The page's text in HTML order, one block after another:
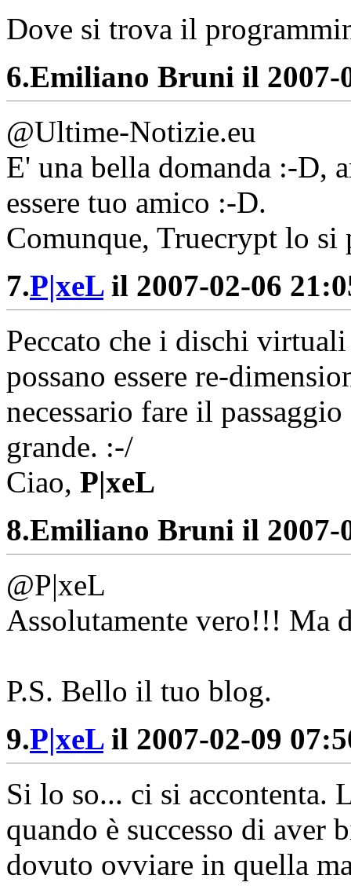
Dove si trova il
6.Emiliano Bruni il 2007-
@Ultime-Notizie.eu
E' una bella domanda :-D,
essere tuo amico :-D.
Comunque, Truecrypt lo si
7.P|xeLil 2007-02-06
Peccato che i dischi
possano essere re-
necessario fare il
grande. :-/
Ciao, P|xeL
8.Emiliano Bruni il 2007-
@P|xeL
Assolutamente vero!!! Ma
P.S. Bello il tuo blog.
9.P|xeLil 2007-02-09
Si lo so... ci si accontenta.
quando è successo di aver
dovuto ovviare in quella